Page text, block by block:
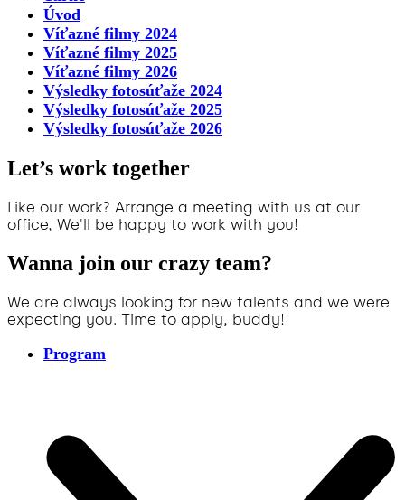
Úvod
Víťazné filmy 2024
Víťazné filmy 2025
Víťazné filmy 2026
Výsledky fotosúťaže 2024
Výsledky fotosúťaže 2025
Výsledky fotosúťaže 2026
Let’s work together
Like our work? Arrange a meeting with us at our
office, We'll be happy to work with you!
Wanna join our crazy team?
We are always looking for new talents and we were
expecting you. Time to apply, buddy!
Program